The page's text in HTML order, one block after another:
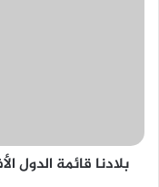
بلادنا قائمة الدول